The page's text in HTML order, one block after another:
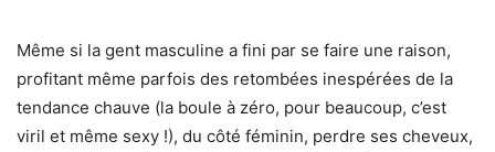
Même si la gent masculine a fini par se faire une raison,
profitant même parfois des retombées inespérées de la
tendance chauve (la boule à zéro, pour beaucoup, c’est
viril et même sexy !), du côté féminin, perdre ses cheveux,